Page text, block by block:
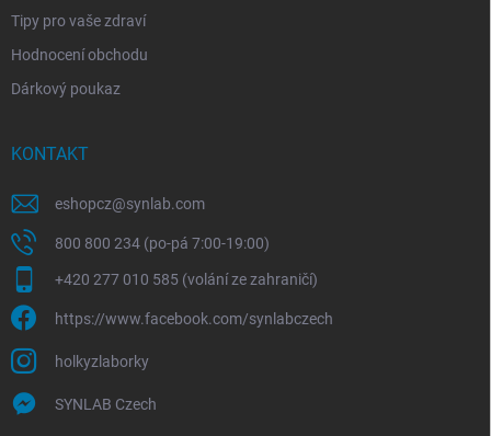
Tipy pro vaše zdraví
Hodnocení obchodu
Dárkový poukaz
KONTAKT
eshopcz@synlab.com
800 800 234 (po-pá 7:00-19:00)
+420 277 010 585 (volání ze zahraničí)
https://www.facebook.com/synlabczech
holkyzlaborky
SYNLAB Czech